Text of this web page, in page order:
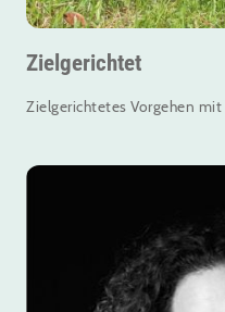
Zielgerichtet
Zielgerichtetes Vorgehen